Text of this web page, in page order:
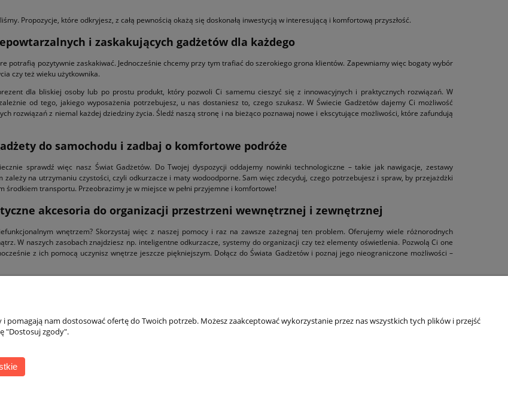
Propozycje, które odkryjesz, z całą pewnością okażą się doskonałą inwestycją w interesującą i komfortową przyszłość.
i zaskakujących gadżetów dla każdego
potrafią pozytywnie zaskakiwać. Jednocześnie chcemy przy tym trafiać do szerokiego grona klientów. Zapewniamy więc bogaty wybór
czy też wieku użytkownika.
dla bliskiej osoby lub po prostu produkt, który pozwoli Ci samemu cieszyć się z innowacyjnych i praktycznych rozwiązań. W
od tego, jakiego wyposażenia potrzebujesz, u nas dostaniesz to, czego szukasz. W Świecie Gadżetów dajemy Ci możliwość
rozwiązań z niemal każdej dziedziny życia. Śledź naszą stronę i na bieżąco poznawaj nowe i ekscytujące możliwości, które zafundują
do samochodu i zadbaj o komfortowe podróże
sprawdź więc nasz Świat Gadżetów. Do Twojej dyspozycji oddajemy nowinki technologiczne – takie jak nawigacje, zestawy
na utrzymaniu czystości, czyli odkurzacze i maty wodoodporne. Sam więc zdecyduj, czego potrzebujesz i spraw, by przejażdżki
środkiem transportu. Przeobrazimy je w miejsce w pełni przyjemne i komfortowe!
akcesoria do organizacji przestrzeni wewnętrznej i zewnętrznej
wnętrzem? Skorzystaj więc z naszej pomocy i raz na zawsze zażegnaj ten problem. Oferujemy wiele różnorodnych
W naszych zasobach znajdziesz np. inteligentne odkurzacze, systemy do organizacji czy też elementy oświetlenia. Pozwolą Ci one
z ich pomocą uczynisz wnętrze jeszcze piękniejszym. Dołącz do Świata Gadżetów i poznaj jego nieograniczone możliwości –
nam dostosować ofertę do Twoich potrzeb. Możesz zaakceptować wykorzystanie przez nas wszystkich tych plików i przejść
"Dostosuj zgody".